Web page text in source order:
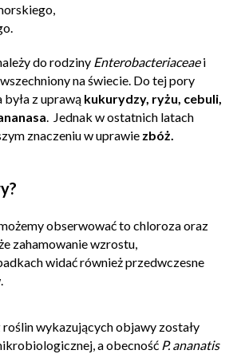
do rodziny Enterobacteriaceaei
na świecie. Do tej pory
z uprawą kukurydzy, ryżu, cebuli,
. Jednak w ostatnich latach
znaczeniu w uprawie zbóż.
obserwować to chloroza oraz
zahamowanie wzrostu,
widać również przedwczesne
wykazujących objawy zostały
a obecność P. ananatis